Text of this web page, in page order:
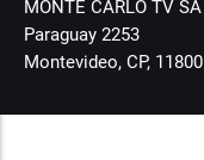
MONTE CARLO TV SA
Paraguay 2253
Montevideo, CP, 11800